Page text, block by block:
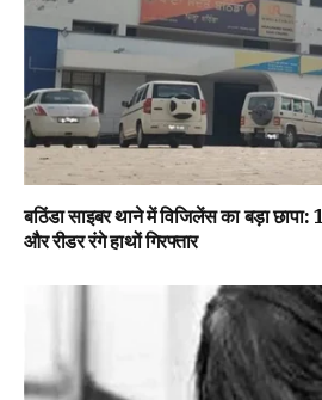
बठिंडा साइबर थाने में विजिलेंस का बड़ा
और रीडर रंगे हाथों गिरफ्तार